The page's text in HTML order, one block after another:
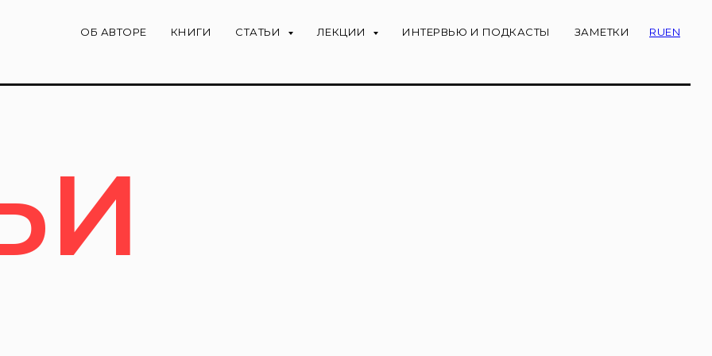
ОБ АВТОРЕ КНИГИ СТАТЬИ ЛЕКЦИИ ИНТЕРВЬЮ И ПОДКАСТЫ ЗАМЕТКИ RUEN